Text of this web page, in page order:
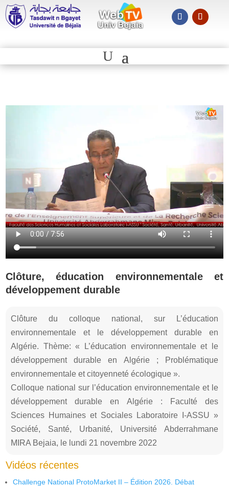
Clôture, éducation environnementale et
développement durable
Clôture du colloque national, sur L’éducation
environnementale et le développement durable en
Algérie. Thème: « L’éducation environnementale et le
développement durable en Algérie ; Problématique
environnementale et citoyenneté écologique ».
Colloque national sur l’éducation environnementale et le
développement durable en Algérie : Faculté des
Sciences Humaines et Sociales Laboratoire I-ASSU »
Société, Santé, Urbanité, Université Abderrahmane
MIRA Bejaia, le lundi 21 novembre 2022
Vidéos récentes
Challenge National ProtoMarket II – Édition 2026. Débat